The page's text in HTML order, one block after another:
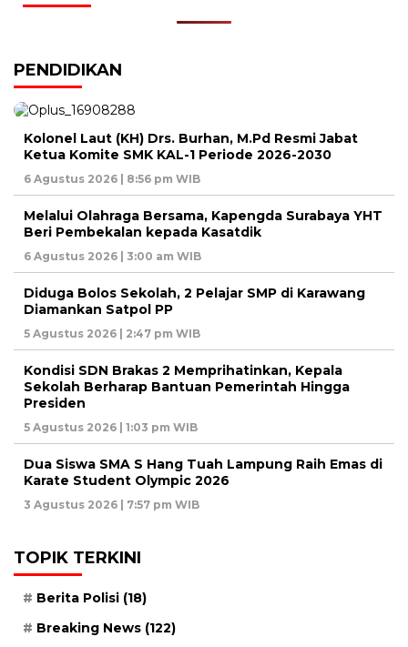
PENDIDIKAN
Kolonel Laut (KH) Drs. Burhan, M.Pd Resmi Jabat
Ketua Komite SMK KAL-1 Periode 2026-2030
6 Agustus 2026 | 8:56 pm WIB
Melalui Olahraga Bersama, Kapengda Surabaya YHT
Beri Pembekalan kepada Kasatdik
6 Agustus 2026 | 3:00 am WIB
Diduga Bolos Sekolah, 2 Pelajar SMP di Karawang
Diamankan Satpol PP
5 Agustus 2026 | 2:47 pm WIB
Kondisi SDN Brakas 2 Memprihatinkan, Kepala
Sekolah Berharap Bantuan Pemerintah Hingga
Presiden
5 Agustus 2026 | 1:03 pm WIB
Dua Siswa SMA S Hang Tuah Lampung Raih Emas di
Karate Student Olympic 2026
3 Agustus 2026 | 7:57 pm WIB
TOPIK TERKINI
Berita Polisi (18)
Breaking News (122)